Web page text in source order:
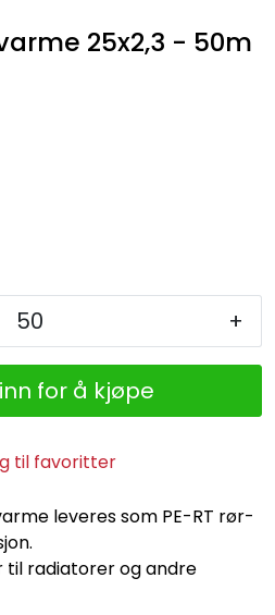
25x2,3 - 50m
+
for å kjøpe
til favoritter
leveres som PE-RT rør-
til radiatorer og andre